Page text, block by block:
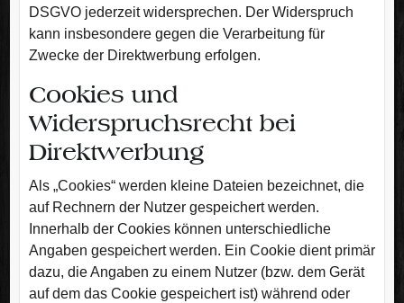
DSGVO jederzeit widersprechen. Der Widerspruch
kann insbesondere gegen die Verarbeitung für
Zwecke der Direktwerbung erfolgen.
Cookies und
Widerspruchsrecht bei
Direktwerbung
Als „Cookies“ werden kleine Dateien bezeichnet, die
auf Rechnern der Nutzer gespeichert werden.
Innerhalb der Cookies können unterschiedliche
Angaben gespeichert werden. Ein Cookie dient primär
dazu, die Angaben zu einem Nutzer (bzw. dem Gerät
auf dem das Cookie gespeichert ist) während oder